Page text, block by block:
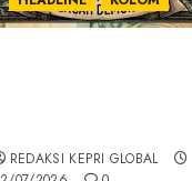
REDAKSI KEPRI GLOBAL